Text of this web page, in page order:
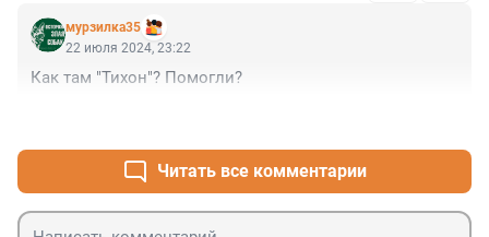
мурзилка35
22 июля 2024, 23:22
Как там "Тихон"? Помогли?
Читать все комментарии